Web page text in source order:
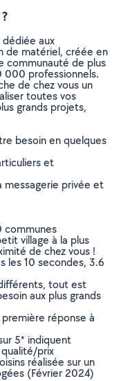
dédiée aux
de matériel, créée en
communauté de plus
000 professionnels.
de chez vous un
toutes vos
grands projets,
besoin en quelques
et
messagerie privée et
communes
village à la plus
de chez vous !
les 10 secondes, 3.6
tout est
aux plus grands
réponse à
5* indiquent
qualité/prix
réalisée sur un
(Février 2024)